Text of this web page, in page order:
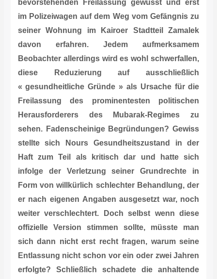
bevorstehenden Freilassung gewusst und erst
im Polizeiwagen auf dem Weg vom Gefängnis zu
seiner Wohnung im Kairoer Stadtteil Zamalek
davon erfahren. Jedem aufmerksamem
Beobachter allerdings wird es wohl schwerfallen,
diese Reduzierung auf ausschließlich
« gesundheitliche Gründe » als Ursache für die
Freilassung des prominentesten politischen
Herausforderers des Mubarak-Regimes zu
sehen. Fadenscheinige Begründungen? Gewiss
stellte sich Nours Gesundheitszustand in der
Haft zum Teil als kritisch dar und hatte sich
infolge der Verletzung seiner Grundrechte in
Form von willkürlich schlechter Behandlung, der
er nach eigenen Angaben ausgesetzt war, noch
weiter verschlechtert. Doch selbst wenn diese
offizielle Version stimmen sollte, müsste man
sich dann nicht erst recht fragen, warum seine
Entlassung nicht schon vor ein oder zwei Jahren
erfolgte? Schließlich schadete die anhaltende